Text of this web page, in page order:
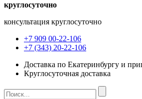
круглосуточно
консультация круглосуточно
+7 909 00-22-106
+7 (343) 20-22-106
Доставка по Екатеринбургу и
Круглосуточная доставка